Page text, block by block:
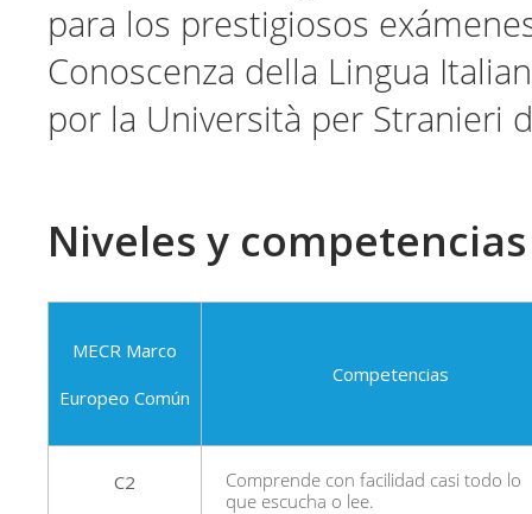
para los prestigiosos
Conoscenza della Lingua
por la Università per Stranieri
Niveles y competencias
MECR Marco
Europeo Común
Competencias
C2
Comprende con facilidad casi todo lo
que escucha o lee.